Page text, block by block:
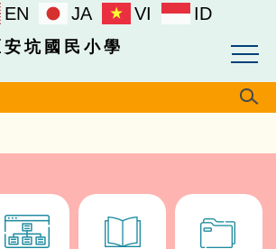
EN JA VI ID
坑國民小學